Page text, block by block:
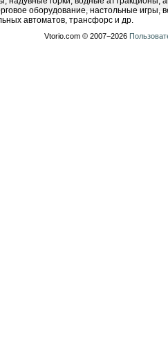
оборудование, настольные игры,
автоматов, трансфорс и др.
Vtorio.com © 2007−2026